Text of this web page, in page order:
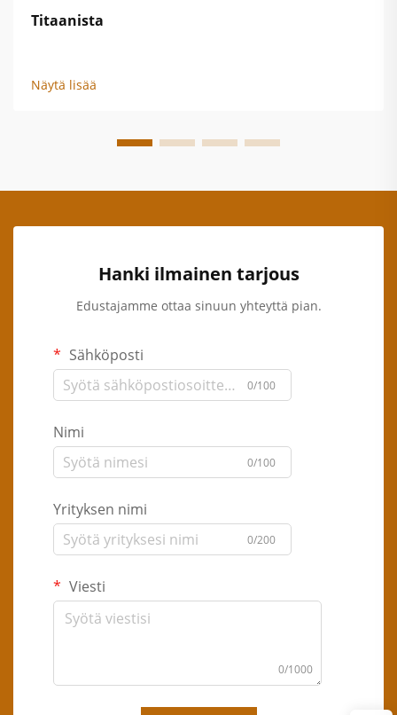
Titaanista
Näytä lisää
Hanki ilmainen tarjous
Edustajamme ottaa sinuun yhteyttä pian.
Sähköposti
0/100
Nimi
0/100
Yrityksen nimi
0/200
Viesti
0/1000